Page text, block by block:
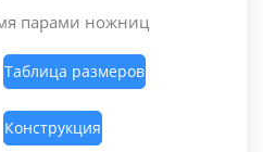
парами ножниц
Таблица размеров
Конструкция